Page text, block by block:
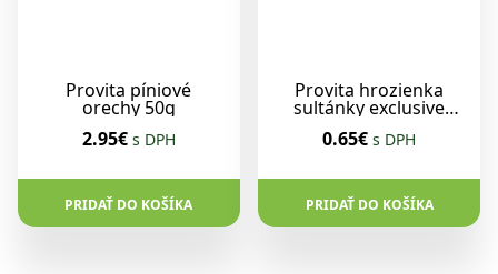
Provita píniové
orechy 50g
2.95€ s DPH
PRIDAŤ DO KOŠÍKA
Provita hrozienka
sultánky exclusive
100g
0.65€ s DPH
PRIDAŤ DO KOŠÍKA